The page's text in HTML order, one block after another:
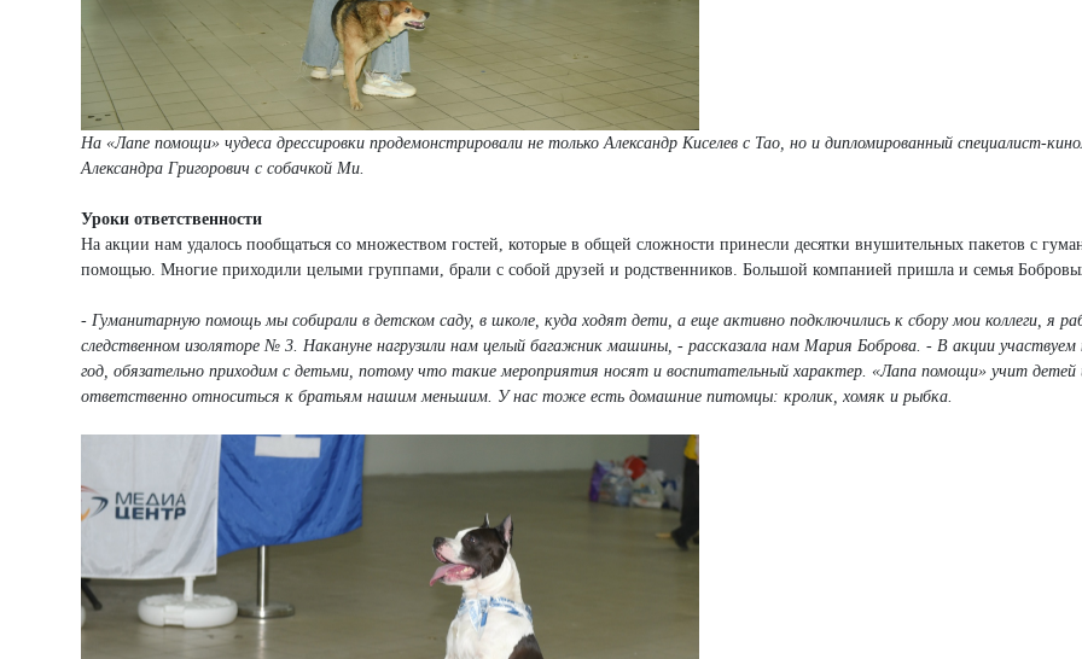
На «Лапе помощи» чудеса дрессировки продемонстрировали не только Александр Киселев с Тао, но и дипломированный специалист-
Александра Григорович с собачкой Ми.
Уроки ответственности
На акции нам удалось пообщаться со множеством гостей, которые в общей сложности принесли десятки внушительных пакетов с
помощью. Многие приходили целыми группами, брали с собой друзей и родственников. Большой компанией пришла и семья
- Гуманитарную помощь мы собирали в детском саду, в школе, куда ходят дети, а еще активно подключились к сбору мои коллеги, я
следственном изоляторе № 3. Накануне нагрузили нам целый багажник машины, - рассказала нам Мария Боброва. - В акции участвуем
год, обязательно приходим с детьми, потому что такие мероприятия носят и воспитательный характер. «Лапа помощи» учит детей
ответственно относиться к братьям нашим меньшим. У нас тоже есть домашние питомцы: кролик, хомяк и рыбка.